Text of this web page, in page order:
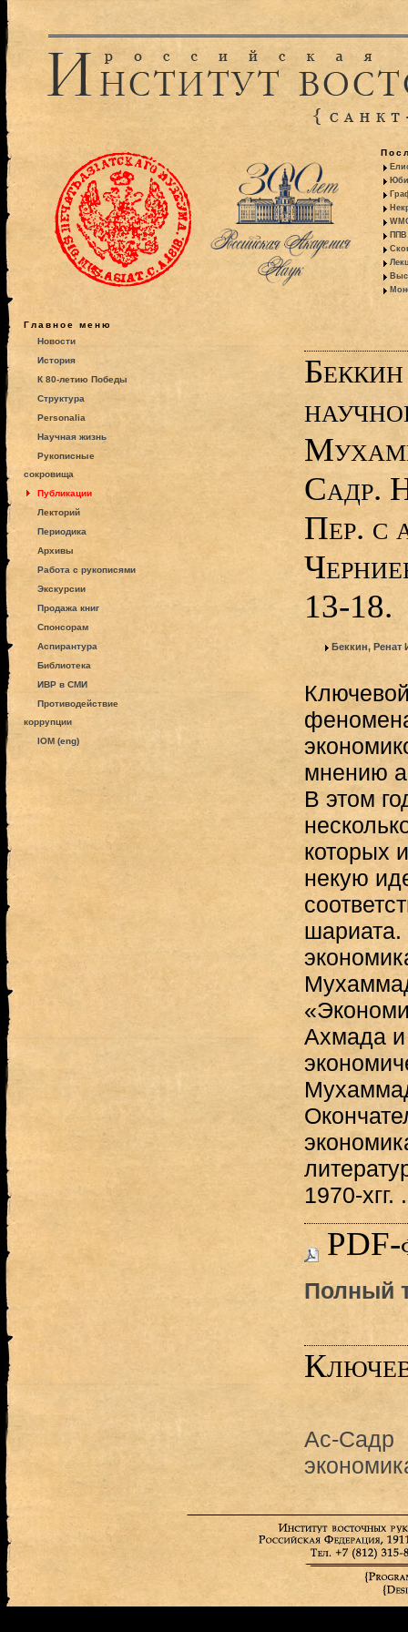
ППВ
Главное меню
Новости
История
К 80-летию Победы
Структура
Personalia
Научная жизнь
Рукописные
сокровища
Публикации
Лекторий
Периодика
Архивы
Работа с рукописями
Экскурсии
Продажа книг
Спонсорам
Аспирантура
Библиотека
ИВР в СМИ
Противодействие
коррупции
IOM (eng)
Садр.
Пер. с
13-18.
Беккин, Ренат
мнению
В этом
которых
некую
Ахмада
1970-хгг.
PDF-
Полный
Ас-Садр